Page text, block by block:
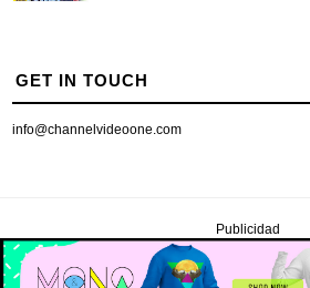
GET IN TOUCH
info@channelvideoone.com
Publicidad